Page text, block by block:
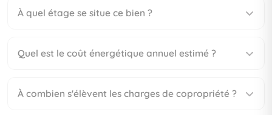
À quel étage se situe ce bien ?
Quel est le coût énergétique annuel estimé ?
À combien s'élèvent les charges de copropriété ?